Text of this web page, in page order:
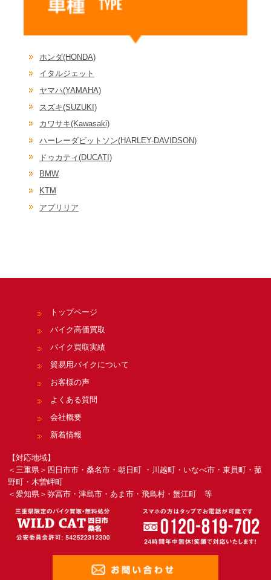
ホンダ(HONDA)
イタルジェット
ヤマハ(YAMAHA)
スズキ(SUZUKI)
カワサキ(Kawasaki)
ハーレーダビットソン(HARLEY-DAVIDSON)
ドゥカティ(DUCATI)
BMW
KTM
アプリリア
トップページ
バイク高価買取
バイク買取実績
貿易用バイクについて
お客様の声
よくある質問
会社概要
新着情報
【対応地域】
＜三重県＞四日市市・桑名市・朝日町 ・川越町・いなべ市・東員町・菰
野町・木曽岬町
＜愛知県＞弥冨市・津島市・あま市・飛鳥村・蟹江町 等